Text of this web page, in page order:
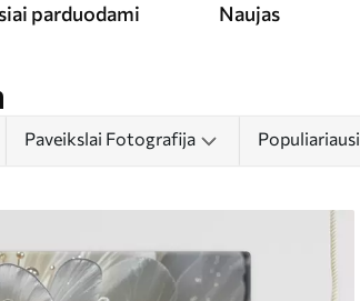
parduodami Naujas
Paveikslai Fotografija Populiariausi